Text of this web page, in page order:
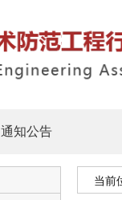
通知公告
当前